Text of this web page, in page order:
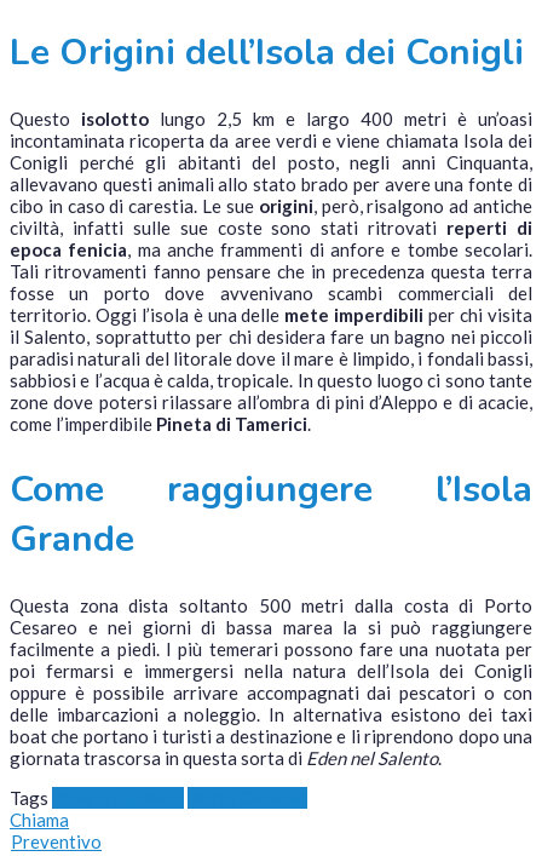
Le Origini dell’Isola dei Conigli
Questo isolotto lungo 2,5 km e largo 400 metri è un’oasi
incontaminata ricoperta da aree verdi e viene chiamata Isola dei
Conigli perché gli abitanti del posto, negli anni Cinquanta,
allevavano questi animali allo stato brado per avere una fonte di
cibo in caso di carestia. Le sue origini, però, risalgono ad antiche
civiltà, infatti sulle sue coste sono stati ritrovati reperti di
epoca fenicia, ma anche frammenti di anfore e tombe secolari.
Tali ritrovamenti fanno pensare che in precedenza questa terra
fosse un porto dove avvenivano scambi commerciali del
territorio. Oggi l’isola è una delle mete imperdibili per chi visita
il Salento, soprattutto per chi desidera fare un bagno nei piccoli
paradisi naturali del litorale dove il mare è limpido, i fondali bassi,
sabbiosi e l’acqua è calda, tropicale. In questo luogo ci sono tante
zone dove potersi rilassare all’ombra di pini d’Aleppo e di acacie,
come l’imperdibile Pineta di Tamerici.
Come raggiungere l’Isola
Grande
Questa zona dista soltanto 500 metri dalla costa di Porto
Cesareo e nei giorni di bassa marea la si può raggiungere
facilmente a piedi. I più temerari possono fare una nuotata per
poi fermarsi e immergersi nella natura dell’Isola dei Conigli
oppure è possibile arrivare accompagnati dai pescatori o con
delle imbarcazioni a noleggio. In alternativa esistono dei taxi
boat che portano i turisti a destinazione e li riprendono dopo una
giornata trascorsa in questa sorta di Eden nel Salento.
Tags
Chiama
Preventivo